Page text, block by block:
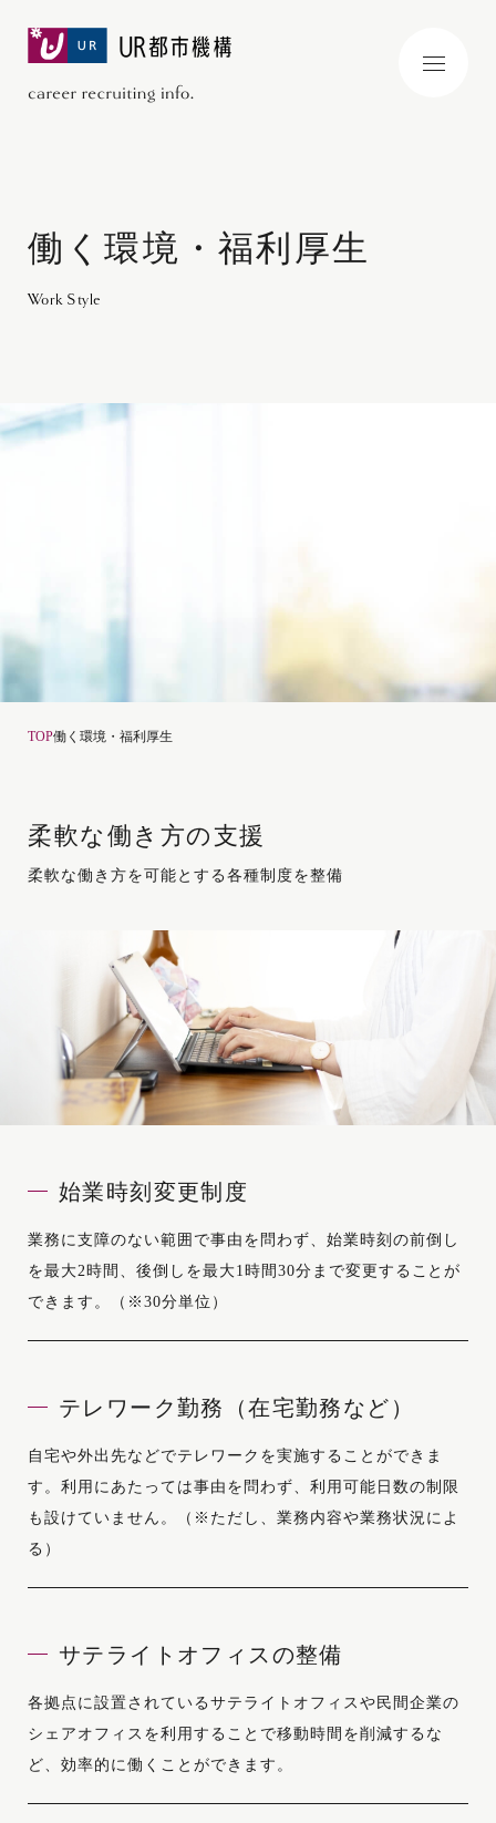
メ
働く環境・福利厚生
Work Style
TOP働く環境・福利厚生
柔軟な働き方の支援
柔軟な働き方を可能とする各種制度を整備
始業時刻変更制度
業務に支障のない範囲で事由を問わず、始業時刻の前倒し
を最大2時間、後倒しを最大1時間30分まで変更することが
できます。（※30分単位）
テレワーク勤務（在宅勤務など）
自宅や外出先などでテレワークを実施することができま
す。利用にあたっては事由を問わず、利用可能日数の制限
も設けていません。（※ただし、業務内容や業務状況によ
る）
サテライトオフィスの整備
各拠点に設置されているサテライトオフィスや民間企業の
シェアオフィスを利用することで移動時間を削減するな
ど、効率的に働くことができます。